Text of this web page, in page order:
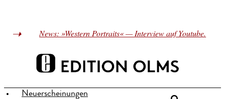
News: »Western Portraits« — Interview auf Youtube.
Neuerscheinungen